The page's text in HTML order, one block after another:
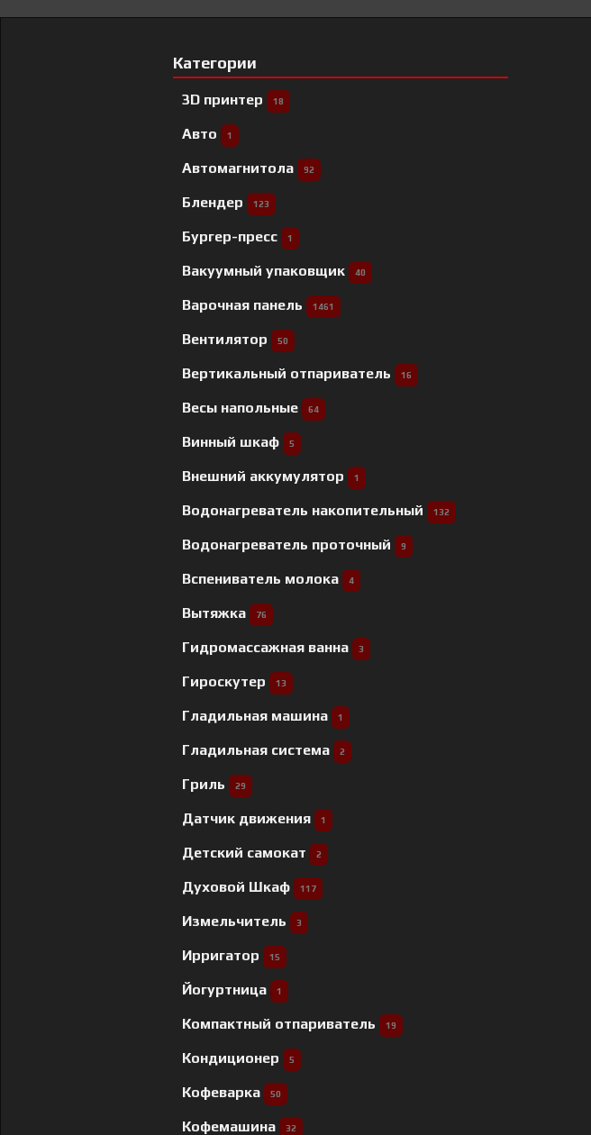
Категории
3D принтер 18
Авто 1
Автомагнитола 92
Блендер 123
Бургер-пресс 1
Вакуумный упаковщик 40
Варочная панель 1461
Вентилятор 50
Вертикальный отпариватель 16
Весы напольные 64
Винный шкаф 5
Внешний аккумулятор 1
Водонагреватель накопительный 132
Водонагреватель проточный 9
Вспениватель молока 4
Вытяжка 76
Гидромассажная ванна 3
Гироскутер 13
Гладильная машина 1
Гладильная система 2
Гриль 29
Датчик движения 1
Детский самокат 2
Духовой Шкаф 117
Измельчитель 3
Ирригатор 15
Йогуртница 1
Компактный отпариватель 19
Кондиционер 5
Кофеварка 50
Кофемашина 32